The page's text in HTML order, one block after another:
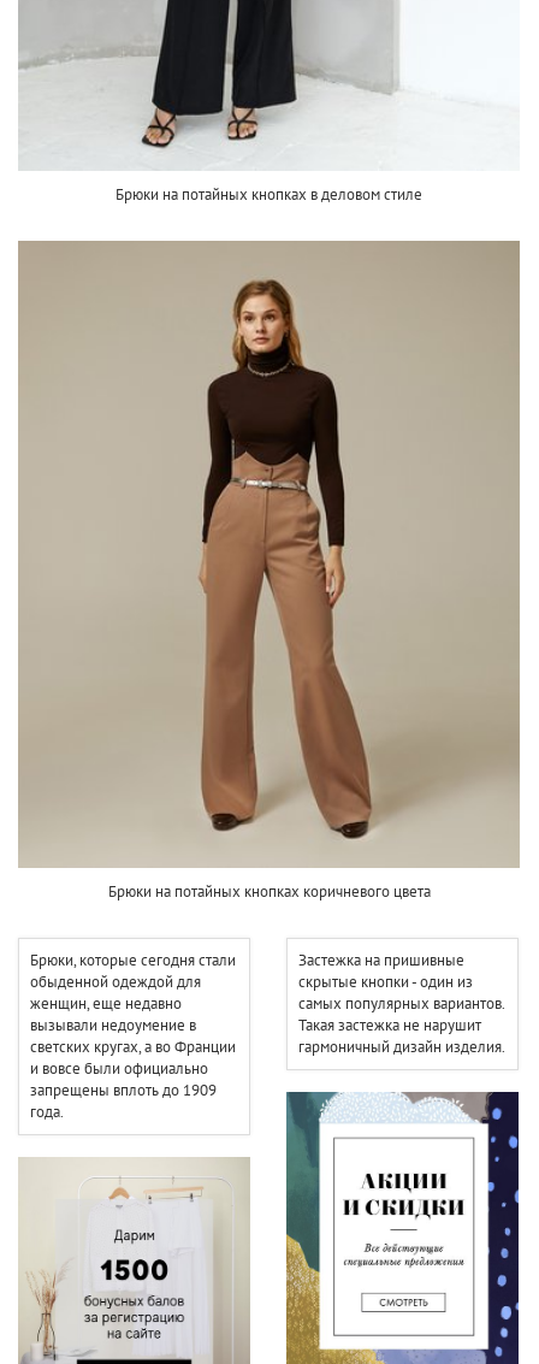
Брюки на потайных кнопках в деловом стиле
Брюки на потайных кнопках коричневого цвета
Брюки, которые сегодня стали
обыденной одеждой для
женщин, еще недавно
вызывали недоумение в
светских кругах, а во Франции
и вовсе были официально
запрещены вплоть до 1909
года.
Застежка на пришивные
скрытые кнопки - один из
самых популярных вариантов.
Такая застежка не нарушит
гармоничный дизайн изделия.